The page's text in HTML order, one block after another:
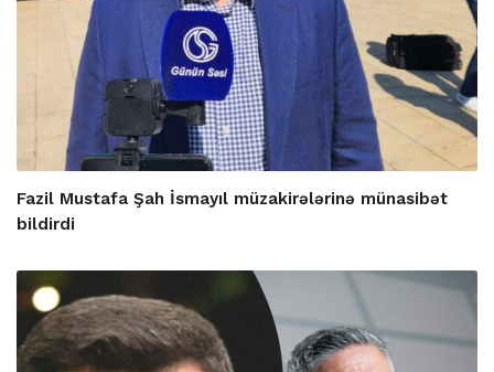
Fazil Mustafa Şah İsmayıl müzakirələrinə münasibət
bildirdi